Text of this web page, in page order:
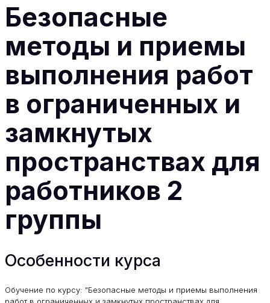
Безопасные
методы и приемы
выполнения работ
в ограниченных и
замкнутых
пространствах для
работников 2
группы
Особенности курса
Обучение по курсу: "Безопасные методы и приемы выполнения